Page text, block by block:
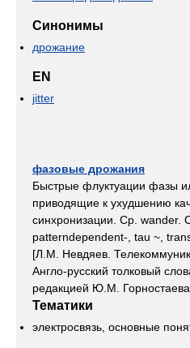
Синонимы
дрожание
EN
jitter
фазовые дрожания
Быстрые флуктуации фазы
приводящие к ухудшению
синхронизации. Ср. wander.
patterndependent-, tau ~,
[Л.М. Невдяев.
Англо-русский толковый
редакцией Ю.М.
Тематики
электросвязь, основные